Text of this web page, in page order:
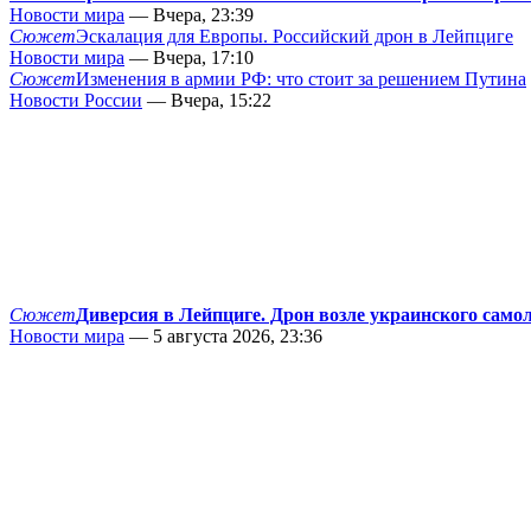
Новости мира — Вчера, 23:39
СюжетЭскалация для Европы. Российский дрон в Лейпциге
Новости мира — Вчера, 17:10
СюжетИзменения в армии РФ: что стоит за решением Путина
Новости России — Вчера, 15:22
СюжетДиверсия в Лейпциге. Дрон возле украинского
Новости мира — 5 августа 2026, 23:36